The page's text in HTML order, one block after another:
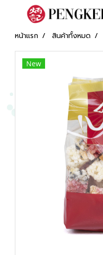
หน้าแรก สินค้าทั้งหมด
New